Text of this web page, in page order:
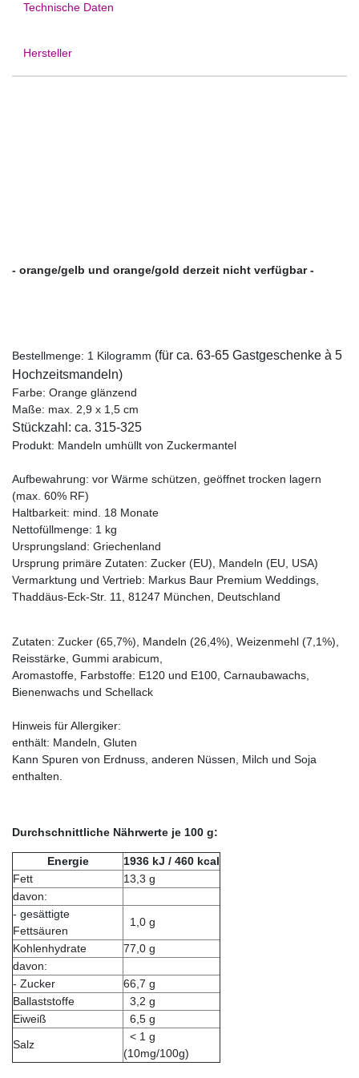
Technische Daten
Hersteller
- orange/gelb und orange/gold derzeit nicht verfügbar -
Bestellmenge: 1 Kilogramm (für ca. 63-65 Gastgeschenke à 5
Hochzeitsmandeln)
Farbe: Orange glänzend
Maße: max. 2,9 x 1,5 cm
Stückzahl: ca. 315-325
Produkt: Mandeln umhüllt von Zuckermantel
Aufbewahrung: vor Wärme schützen, geöffnet trocken lagern
(max. 60% RF)
Haltbarkeit: mind. 18 Monate
Nettofüllmenge: 1 kg
Ursprungsland: Griechenland
Ursprung primäre Zutaten: Zucker (EU), Mandeln (EU, USA)
Vermarktung und Vertrieb: Markus Baur Premium Weddings,
Thaddäus-Eck-Str. 11, 81247 München, Deutschland
Zutaten: Zucker (65,7%), Mandeln (26,4%), Weizenmehl (7,1%),
Reisstärke, Gummi arabicum,
Aromastoffe, Farbstoffe: E120 und E100, Carnaubawachs,
Bienenwachs und Schellack
Hinweis für Allergiker:
enthält: Mandeln, Gluten
Kann Spuren von Erdnuss, anderen Nüssen, Milch und Soja
enthalten.
Durchschnittliche Nährwerte je 100 g:
Energie 1936 kJ / 460 kcal
Fett
13,3 g
davon:
- gesättigte
Fettsäuren
1,0 g
Kohlenhydrate
77,0 g
davon:
- Zucker
66,7 g
Ballaststoffe
3,2 g
Eiweiß
6,5 g
Salz
< 1 g
(10mg/100g)